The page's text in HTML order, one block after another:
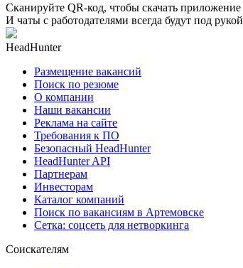
Сканируйте QR-код, чтобы скачать приложение
И чаты с работодателями всегда будут под рукой
HeadHunter
Размещение вакансий
Поиск по резюме
О компании
Наши вакансии
Реклама на сайте
Требования к ПО
Безопасный HeadHunter
HeadHunter API
Партнерам
Инвесторам
Каталог компаний
Поиск по вакансиям в Артемовске
Сетка: соцсеть для нетворкинга
Соискателям